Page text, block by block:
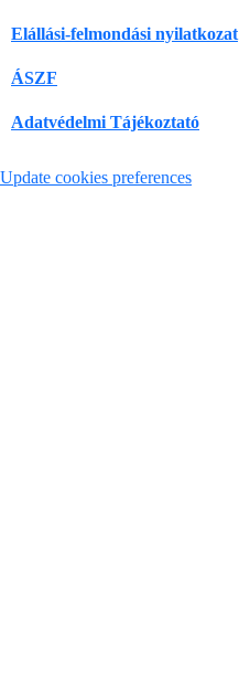
Elállási-felmondási nyilatkozat
ÁSZF
Adatvédelmi Tájékoztató
Update cookies preferences